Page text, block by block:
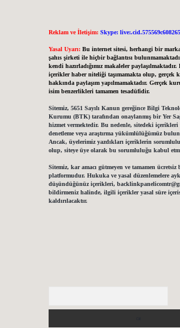
Reklam ve İletişim: Skype:
Yasal Uyarı: Bu internet sitesi, herhangi bir
şahıs şirketi ile hiçbir bağlantısı
kendi hazırladığımız makaleler
içerikler haber niteliği taşımamakta olup, gerçek
hakkında paylaşım yapılmamaktadır. Gerçek
isim benzerlikleri tamamen tesadüfidir.
Sitemiz, 5651 Sayılı Kanun gereğince Bilgi
Kurumu (BTK) tarafından onaylanmış bir Yer
hizmet vermektedir. Bu nedenle, sitedeki
denetleme veya araştırma yükümlülüğümüz
Ancak, üyelerimiz yazdıkları içeriklerin
olup, siteye üye olarak bu sorumluluğu kabul
Sitemiz, kar amacı gütmeyen ve tamamen
platformudur. Hukuka ve yasal düzenlemelere
düşündüğünüz içerikleri,
bildirmeniz halinde, ilgili içerikler yasal süre
kaldırılacaktır.